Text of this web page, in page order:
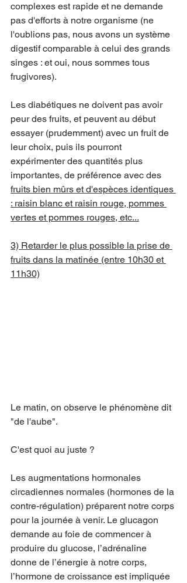
complexes est rapide et ne demande
pas d'efforts à notre organisme (ne
l'oublions pas, nous avons un système
digestif comparable à celui des grands
singes : et oui, nous sommes tous
frugivores).
Les diabétiques ne doivent pas avoir
peur des fruits, et peuvent au début
essayer (prudemment) avec un fruit de
leur choix, puis ils pourront
expérimenter des quantités plus
importantes, de préférence avec des
fruits bien mûrs et d'espèces identiques
: raisin blanc et raisin rouge, pommes
vertes et pommes rouges, etc...
3) Retarder le plus possible la prise de
fruits dans la matinée (entre 10h30 et
11h30)
Le matin, on observe le phénomène dit
"de l'aube".
C'est quoi au juste ?
Les augmentations hormonales
circadiennes normales (hormones de la
contre-régulation) préparent notre corps
pour la journée à venir. Le glucagon
demande au foie de commencer à
produire du glucose, l’adrénaline
donne de l’énergie à notre corps,
l’hormone de croissance est impliquée